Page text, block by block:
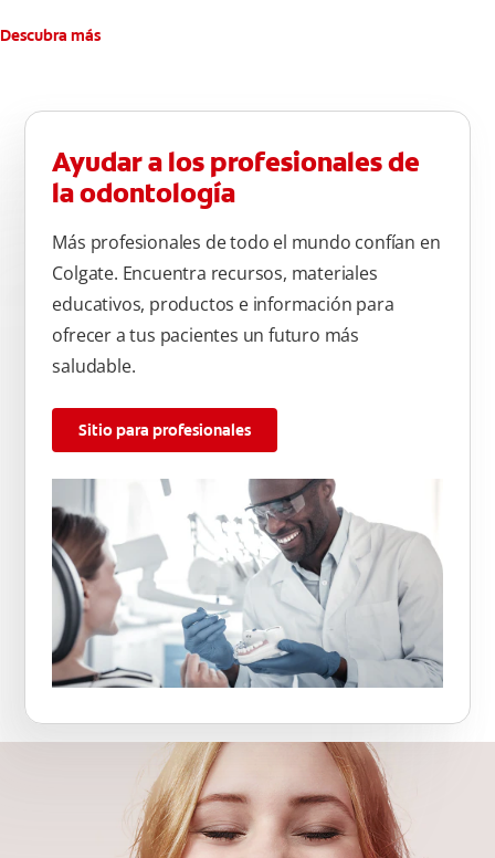
Descubra más
Ayudar a los profesionales de
la odontología
Más profesionales de todo el mundo confían en
Colgate. Encuentra recursos, materiales
educativos, productos e información para
ofrecer a tus pacientes un futuro más
saludable.
Sitio para profesionales